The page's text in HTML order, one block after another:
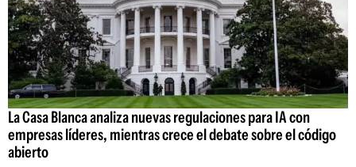
La Casa Blanca analiza nuevas regulaciones para IA con
empresas líderes, mientras crece el debate sobre el código
abierto